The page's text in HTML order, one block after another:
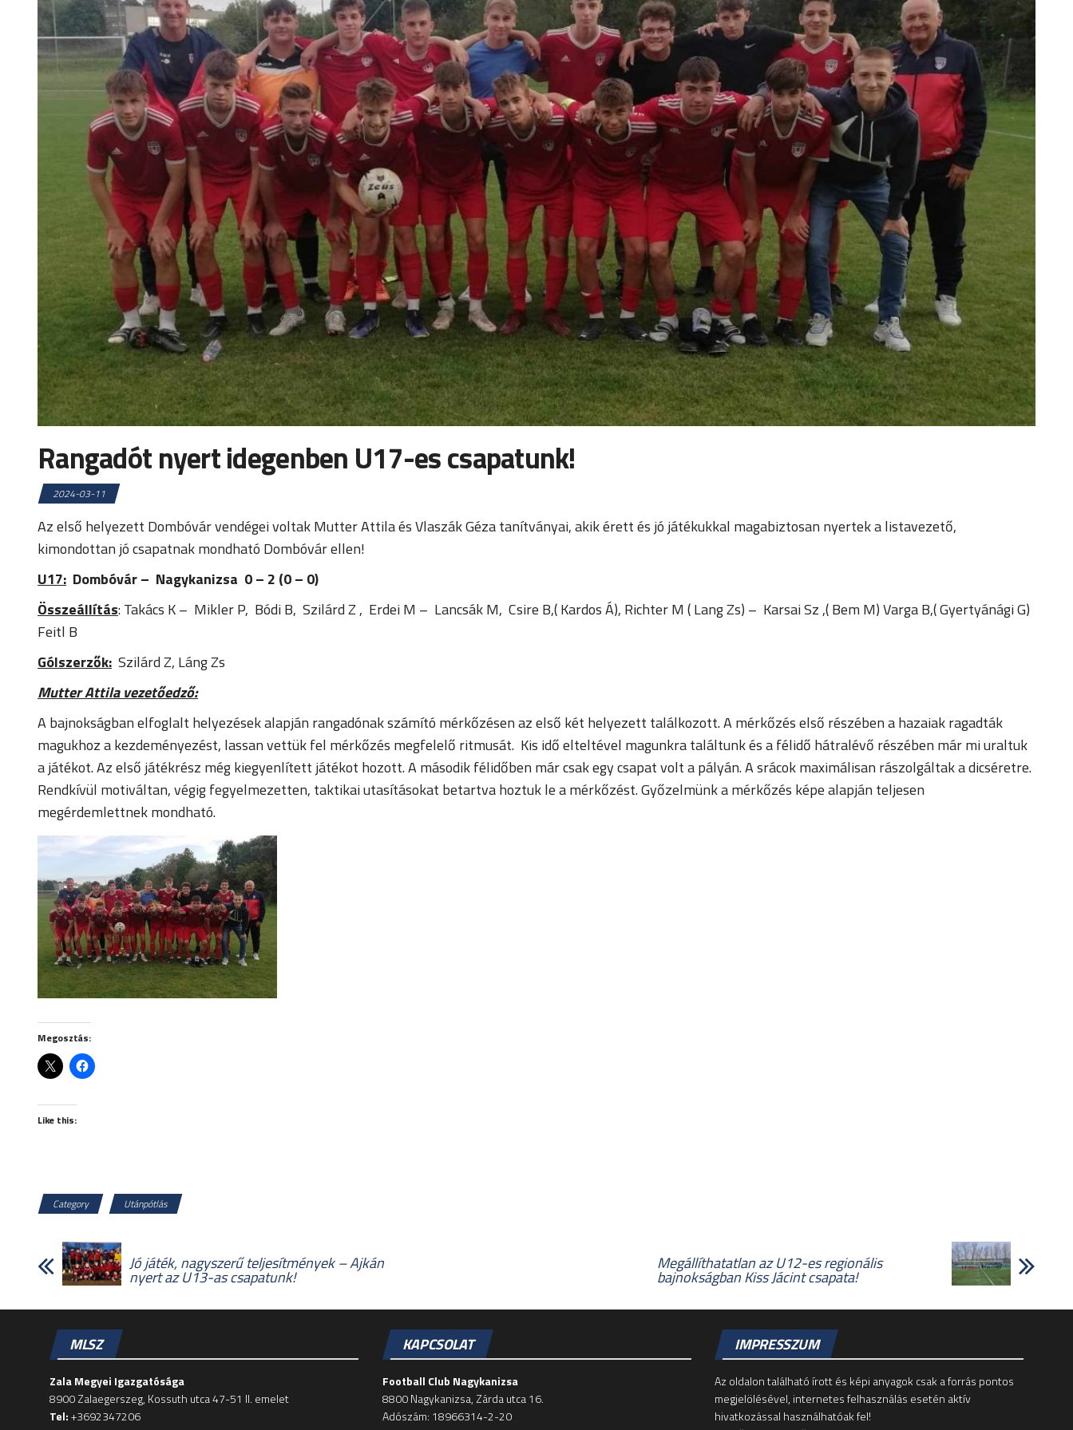
Rangadót nyert idegenben U17-es csapatunk!
2024-03-11
Az első helyezett Dombóvár vendégei voltak Mutter Attila és Vlaszák Géza tanítványai, akik érett és jó játékukkal magabiztosan nyertek a listavezető,
kimondottan jó csapatnak mondható Dombóvár ellen!
U17: Dombóvár – Nagykanizsa 0 – 2 (0 – 0)
Összeállítás: Takács K – Mikler P, Bódi B, Szilárd Z , Erdei M – Lancsák M, Csire B,( Kardos Á), Richter M ( Lang Zs) – Karsai Sz ,( Bem M) Varga B,( Gyertyánági G)
Feitl B
Gólszerzők: Szilárd Z, Láng Zs
Mutter Attila vezetőedző:
A bajnokságban elfoglalt helyezések alapján rangadónak számító mérkőzésen az első két helyezett találkozott. A mérkőzés első részében a hazaiak ragadták
magukhoz a kezdeményezést, lassan vettük fel mérkőzés megfelelő ritmusát. Kis idő elteltével magunkra találtunk és a félidő hátralévő részében már mi uraltuk
a játékot. Az első játékrész még kiegyenlített játékot hozott. A második félidőben már csak egy csapat volt a pályán. A srácok maximálisan rászolgáltak a dicséretre.
Rendkívül motiváltan, végig fegyelmezetten, taktikai utasításokat betartva hoztuk le a mérkőzést. Győzelmünk a mérkőzés képe alapján teljesen
megérdemlettnek mondható.
Megosztás:
Like this:
Category Utánpótlás
Jó játék, nagyszerű teljesítmények – Ajkán
nyert az U13-as csapatunk!
Megállíthatatlan az U12-es regionális
bajnokságban Kiss Jácint csapata!
MLSZ
Zala Megyei Igazgatósága
8900 Zalaegerszeg, Kossuth utca 47-51 II. emelet
Tel:+3692347206
KAPCSOLAT
Football Club Nagykanizsa
8800 Nagykanizsa, Zárda utca 16.
Adószám: 18966314-2-20
IMPRESSZUM
Az oldalon található írott és képi anyagok csak a forrás pontos
megjelölésével, internetes felhasználás esetén aktív
hivatkozással használhatóak fel!